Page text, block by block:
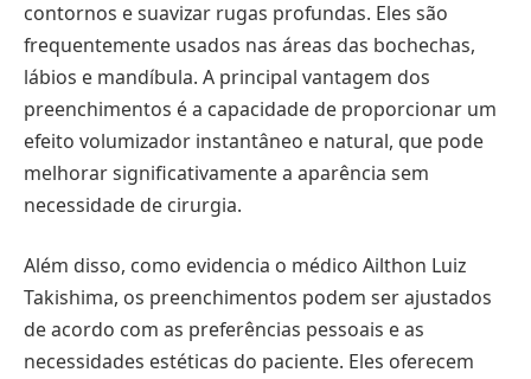
contornos e suavizar rugas profundas. Eles são
frequentemente usados nas áreas das bochechas,
lábios e mandíbula. A principal vantagem dos
preenchimentos é a capacidade de proporcionar um
efeito volumizador instantâneo e natural, que pode
melhorar significativamente a aparência sem
necessidade de cirurgia.
Além disso, como evidencia o médico Ailthon Luiz
Takishima, os preenchimentos podem ser ajustados
de acordo com as preferências pessoais e as
necessidades estéticas do paciente. Eles oferecem